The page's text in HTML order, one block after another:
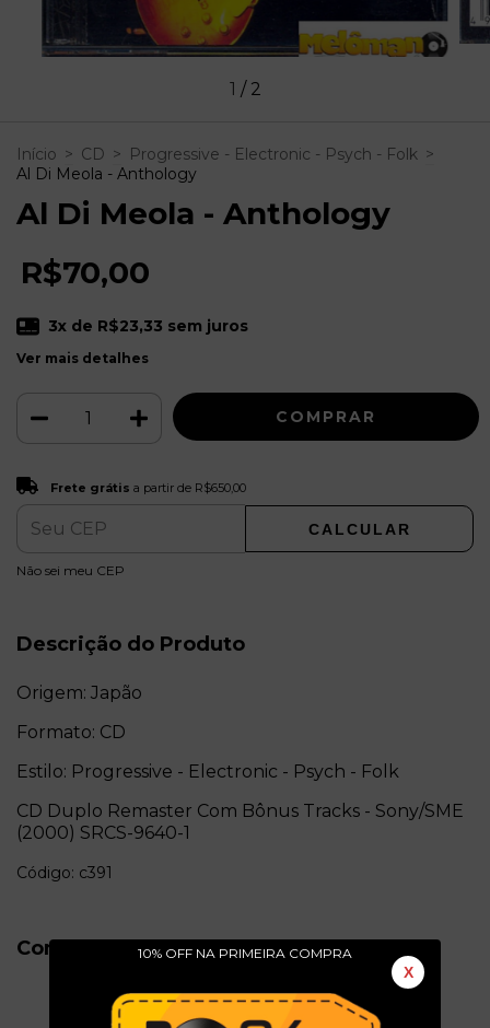
10% OFF NA PRIMEIRA COMPRA
X
1 / 2
Início > CD > Progressive - Electronic - Psych - Folk >
Al Di Meola - Anthology
Al Di Meola - Anthology
R$70,00
3x de R$23,33 sem juros
Ver mais detalhes
Entregas para o CEP: ALTERAR CEP
Frete grátis a partir de R$650,00
CALCULAR
Não sei meu CEP
Descrição do Produto
Origem: Japão
Formato: CD
Estilo: Progressive - Electronic - Psych - Folk
CD Duplo Remaster Com Bônus Tracks - Sony/SME
(2000) SRCS-9640-1
Código: c391
Conservação do Produto